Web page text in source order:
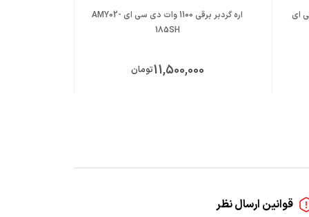
سی ای
اره گردبر برقی 1100 وات دی سی ای AMY02-
185SH
11,500,000تومان
قوانین ارسال نظر